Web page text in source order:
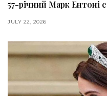
57-річний Марк Ентоні
JULY 22, 2026